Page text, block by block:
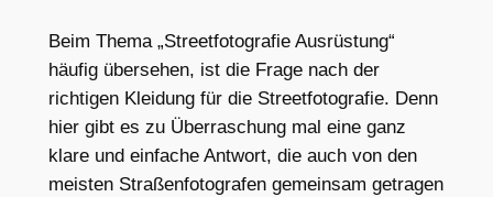
Beim Thema „Streetfotografie Ausrüstung“
häufig übersehen, ist die Frage nach der
richtigen Kleidung für die Streetfotografie. Denn
hier gibt es zu Überraschung mal eine ganz
klare und einfache Antwort, die auch von den
meisten Straßenfotografen gemeinsam getragen